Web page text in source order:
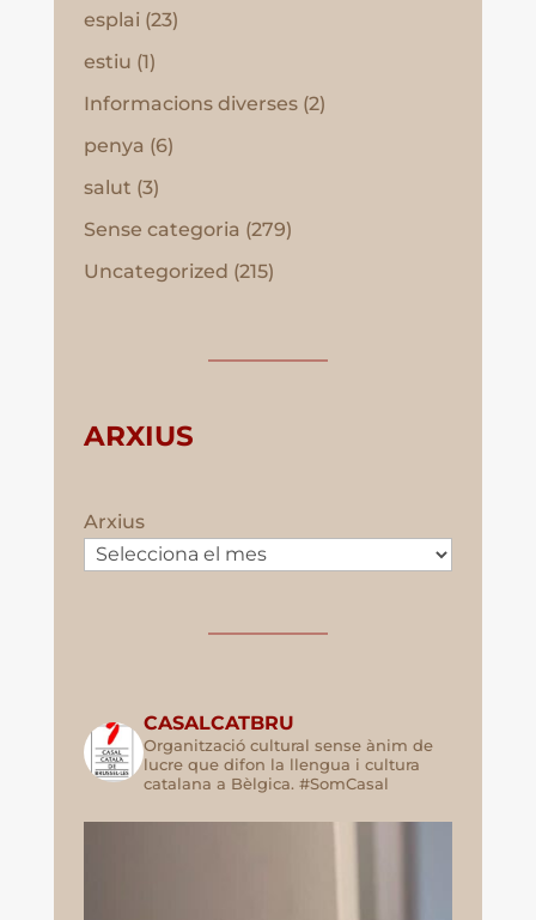
esplai (23)
estiu (1)
Informacions diverses(2)
penya (6)
salut (3)
Sense categoria (279)
Uncategorized (215)
ARXIUS
Arxius
CASALCATBRU
Organització cultural sense ànim de
lucre que difon la llengua i cultura
catalana a Bèlgica. #SomCasal